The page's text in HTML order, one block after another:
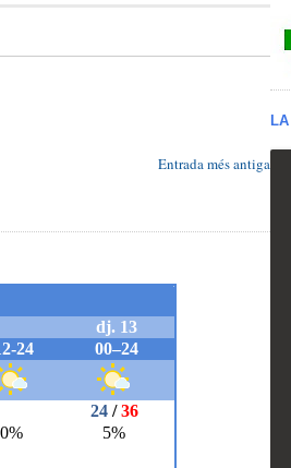
Entrada més antiga